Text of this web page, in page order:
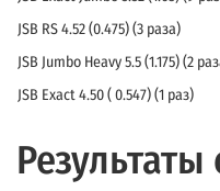
JSB RS 4.52 (0.475) (3 раза)
JSB Jumbo Heavy 5.5 (1.175) (2
JSB Exact 4.50 ( 0.547) (1 раз)